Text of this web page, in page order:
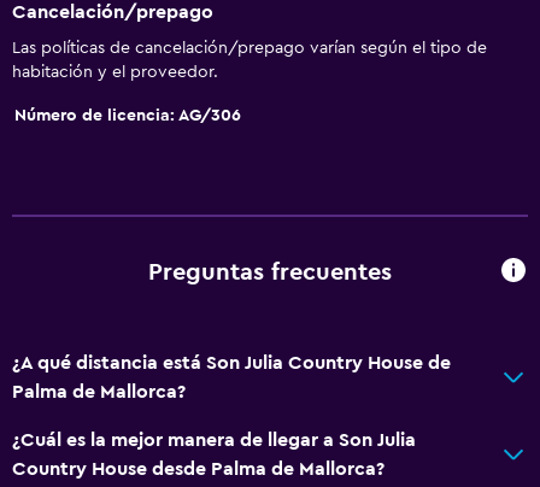
Aire acondicionado
Wifi gratis
Ropa de cama
Gel de ducha
Comedor
Copas
Tetera eléctrica
Almuerzos para llevar
Cancelación/prepago
Las políticas de cancelación/prepago varían según el tipo de
habitación y el proveedor.
Número de licencia: AG/306
Preguntas frecuentes
¿A qué distancia está Son Julia Country House de
Palma de Mallorca?
¿Cuál es la mejor manera de llegar a Son Julia
Country House desde Palma de Mallorca?